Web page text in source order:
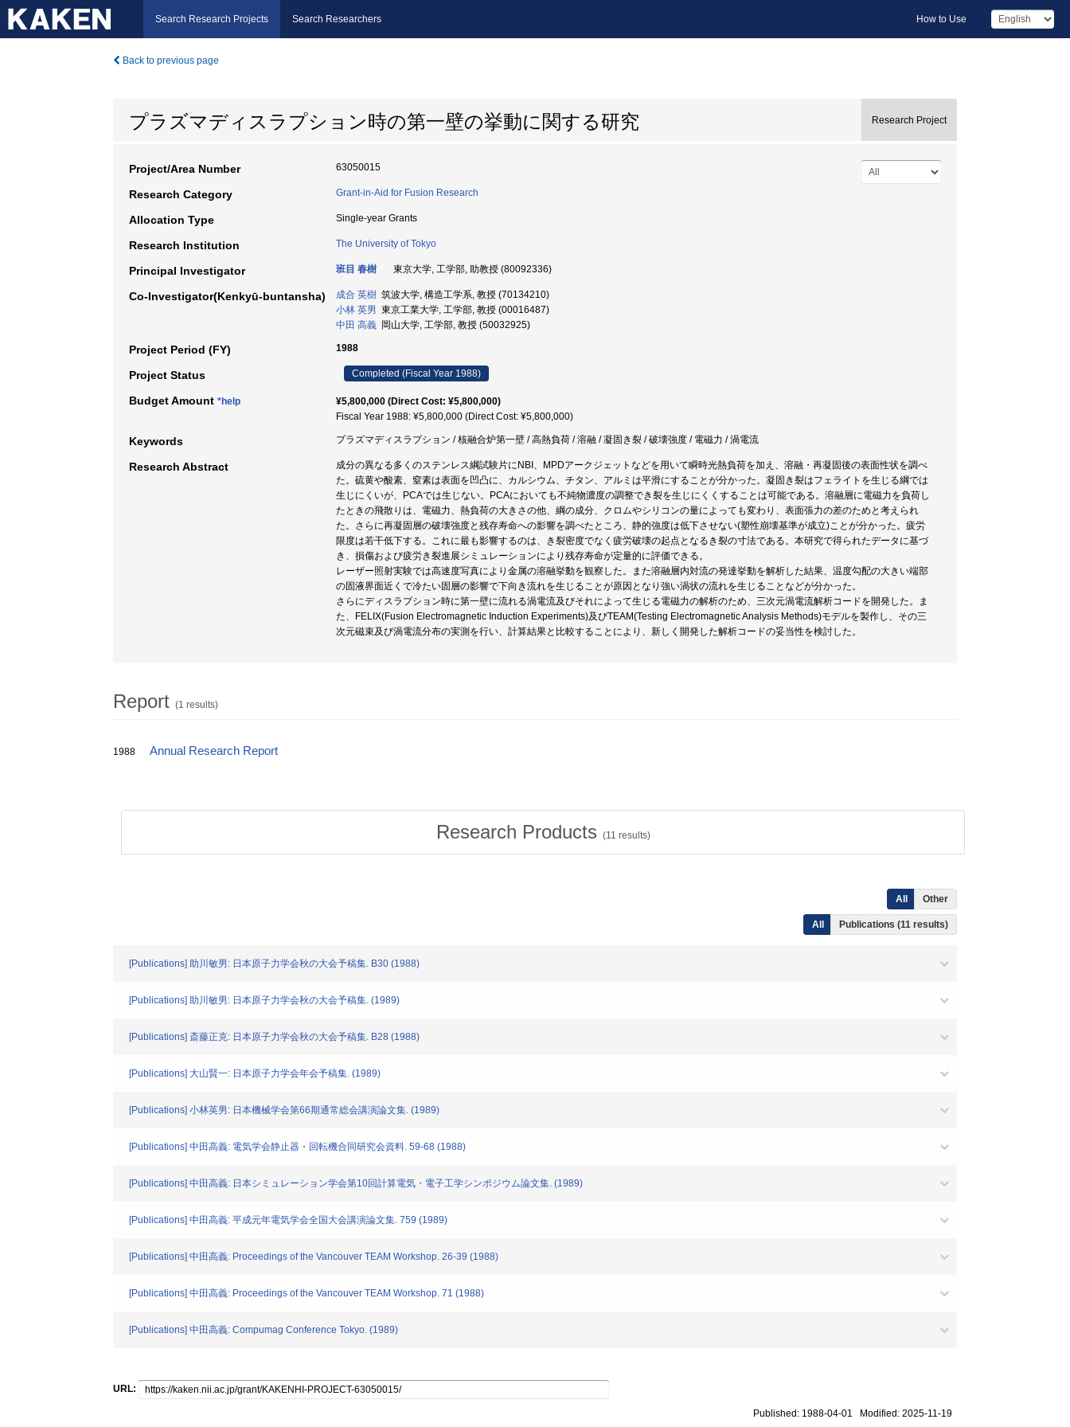
Search Research Projects Search Researchers How to Use
Back to previous page
プラズマディスラプション時の第一壁の挙動に関する研究 Research Project
Project/Area Number 63050015
Research Category Grant-in-Aid for Fusion Research
Allocation Type Single-year Grants
Research Institution The University of Tokyo
Principal Investigator 班目 春樹 東京大学, 工学部, 助教授 (80092336)
Co-Investigator(Kenkyū-buntansha) 成合 英樹 筑波大学, 構造工学系, 教授 (70134210)
小林 英男 東京工業大学, 工学部, 教授 (00016487)
中田 高義 岡山大学, 工学部, 教授 (50032925)
Project Period (FY) 1988
Project Status Completed (Fiscal Year 1988)
Budget Amount *help
¥5,800,000 (Direct Cost: ¥5,800,000)
Fiscal Year 1988: ¥5,800,000 (Direct Cost: ¥5,800,000)
Keywords プラズマディスラプション / 核融合炉第一壁 / 高熱負荷 / 溶融 / 凝固き裂 / 破壊強度 / 電磁力 / 渦電流
Research Abstract
成分の異なる多くのステンレス綱試験片にNBI、MPDアークジェットなどを用いて瞬時光熱負荷を加え、溶融・再凝固後の表面性状を調べ
た。硫黄や酸素、窒素は表面を凹凸に、カルシウム、チタン、アルミは平滑にすることが分かった。凝固き裂はフェライトを生じる綱では
生じにくいが、PCAでは生じない。PCAにおいても不純物濃度の調整でき裂を生じにくくすることは可能である。溶融層に電磁力を負荷し
たときの飛散りは、電磁力、熱負荷の大きさの他、綱の成分、クロムやシリコンの量によっても変わり、表面張力の差のためと考えられ
た。さらに再凝固層の破壊強度と残存寿命への影響を調べたところ、静的強度は低下させない(塑性崩壊基準が成立)ことが分かった。疲労
限度は若干低下する。これに最も影響するのは、き裂密度でなく疲労破壊の起点となるき裂の寸法である。本研究で得られたデータに基づ
き、損傷および疲労き裂進展シミュレーションにより残存寿命が定量的に評価できる。
レーザー照射実験では高速度写真により金属の溶融挙動を観察した。また溶融層内対流の発達挙動を解析した結果、温度勾配の大きい端部
の固液界面近くで冷たい固層の影響で下向き流れを生じることが原因となり強い渦状の流れを生じることなどが分かった。
さらにディスラプション時に第一壁に流れる渦電流及びそれによって生じる電磁力の解析のため、三次元渦電流解析コードを開発した。ま
た、FELIX(Fusion Electromagnetic Induction Experiments)及びTEAM(Testing Electromagnetic Analysis Methods)モデルを製作し、その三
次元磁束及び渦電流分布の実測を行い、計算結果と比較することにより、新しく開発した解析コードの妥当性を検討した。
Report (1 results)
1988 Annual Research Report
Research Products (11 results)
All Other
All Publications (11 results)
[Publications] 助川敏男: 日本原子力学会秋の大会予稿集. B30 (1988)
[Publications] 助川敏男: 日本原子力学会秋の大会予稿集. (1989)
[Publications] 斎藤正克: 日本原子力学会秋の大会予稿集. B28 (1988)
[Publications] 大山賢一: 日本原子力学会年会予稿集. (1989)
[Publications] 小林英男: 日本機械学会第66期通常総会講演論文集. (1989)
[Publications] 中田高義: 電気学会静止器・回転機合同研究会資料. 59-68 (1988)
[Publications] 中田高義: 日本シミュレーション学会第10回計算電気・電子工学シンポジウム論文集. (1989)
[Publications] 中田高義: 平成元年電気学会全国大会講演論文集. 759 (1989)
[Publications] 中田高義: Proceedings of the Vancouver TEAM Workshop. 26-39 (1988)
[Publications] 中田高義: Proceedings of the Vancouver TEAM Workshop. 71 (1988)
[Publications] 中田高義: Compumag Conference Tokyo. (1989)
URL:
Published: 1988-04-01 Modified: 2025-11-19